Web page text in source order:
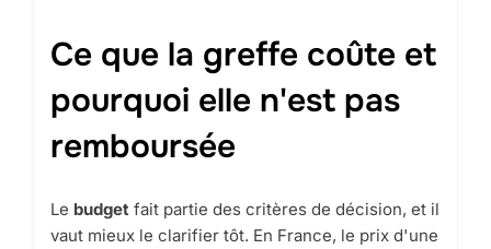
Ce que la greffe coûte et
pourquoi elle n'est pas
remboursée
Le budget fait partie des critères de décision, et il
vaut mieux le clarifier tôt. En France, le prix d'une